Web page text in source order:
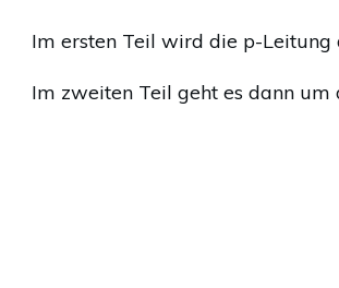
Im ersten Teil wird die p-Leitung
Im zweiten Teil geht es dann